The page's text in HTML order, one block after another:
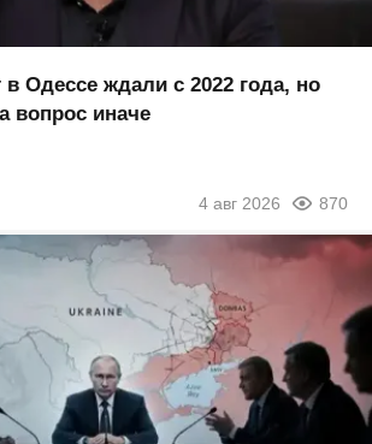
Одессе ждали с 2022 года, но
вопрос иначе
4 авг 2026 870